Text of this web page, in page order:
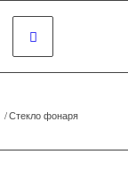
/Стекло фонаря